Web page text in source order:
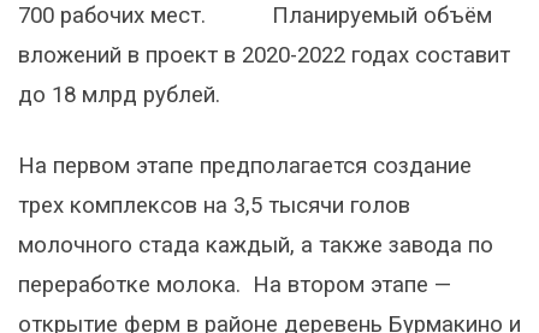
700 рабочих мест. Планируемый объём
вложений в проект в 2020-2022 годах составит
до 18 млрд рублей.
На первом этапе предполагается создание
трех комплексов на 3,5 тысячи голов
молочного стада каждый, а также завода по
переработке молока. На втором этапе —
открытие ферм в районе деревень Бурмакино и